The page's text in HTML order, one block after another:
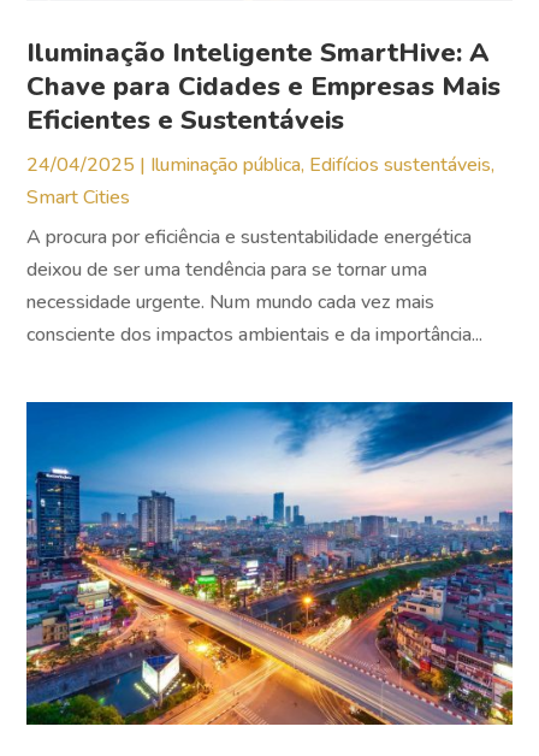
Iluminação Inteligente SmartHive: A
Chave para Cidades e Empresas Mais
Eficientes e Sustentáveis
24/04/2025 | Iluminação pública, Edifícios sustentáveis,
Smart Cities
A procura por eficiência e sustentabilidade energética
deixou de ser uma tendência para se tornar uma
necessidade urgente. Num mundo cada vez mais
consciente dos impactos ambientais e da importância...